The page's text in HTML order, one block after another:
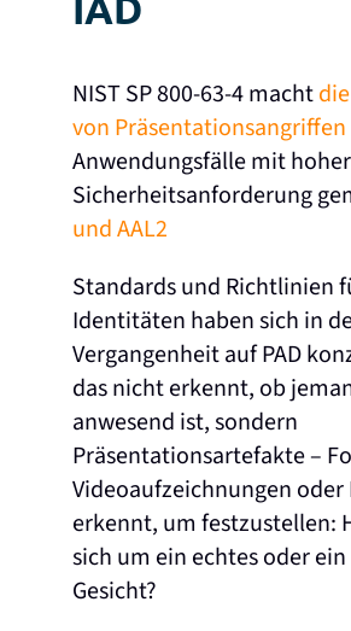
NIST SP 800-63-4 macht
von Präsentationsangriffen
Anwendungsfälle mit hoher
Sicherheitsanforderung
und AAL2
Standards und Richtlinien
Identitäten haben sich in
Vergangenheit auf PAD
das nicht erkennt, ob
anwesend ist, sondern
Präsentationsartefakte –
Videoaufzeichnungen oder
erkennt, um festzustellen:
sich um ein echtes oder
Gesicht?